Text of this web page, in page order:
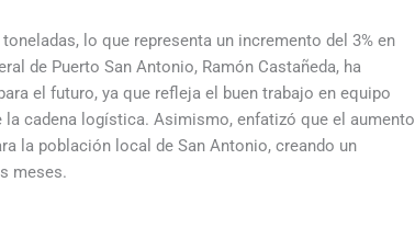
lo que representa un incremento del 3% en
de Puerto San Antonio, Ramón Castañeda, ha
el futuro, ya que refleja el buen trabajo en equipo
cadena logística. Asimismo, enfatizó que el aumento
la población local de San Antonio, creando un
meses.